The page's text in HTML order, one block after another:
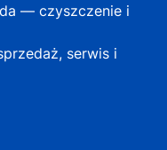
— czyszczenie i
serwis i